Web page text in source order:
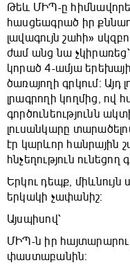
Թեև ՄԻՊ-ը
հասցեագրած իր
լավագույն շահի»
ժամ անց նա
կորած 4-ամյա
ծառայողի գրկում։
լրագրողի կողմից, ով
գործունեությունն
լուսանկարը
էր կարևոր հանրային
հնչեղություն
Երկու դեպք, միևնույն
երկակի չափանիշ։
Այսպիսով՝
ՄԻՊ-ն իր
փաստաբանին։